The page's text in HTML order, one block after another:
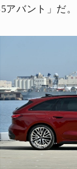
アバント」だ。